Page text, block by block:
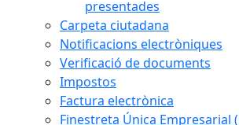
presentades
Carpeta ciutadana
Notificacions electròniques
Verificació de documents
Impostos
Factura electrònica
Finestreta Única Empresarial